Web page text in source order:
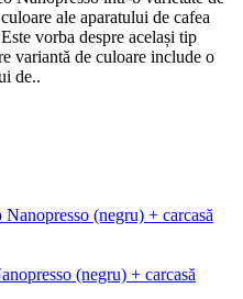
ale aparatului de cafea
vorba despre același tip
variantă de culoare include o
de..
(negru) + carcasă